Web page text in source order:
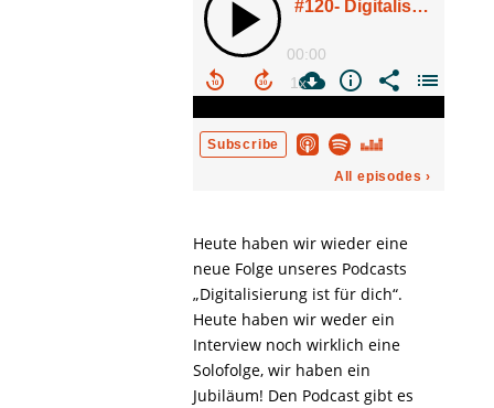
Heute haben wir wieder eine
neue Folge unseres Podcasts
„Digitalisierung ist für dich“.
Heute haben wir weder ein
Interview noch wirklich eine
Solofolge, wir haben ein
Jubiläum! Den Podcast gibt es